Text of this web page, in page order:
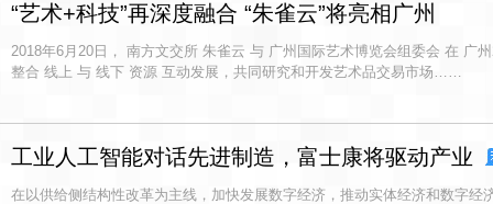
“艺术+科技”再深度融合 “朱雀云”将亮相广州
2018年6月20日， 南方文交所 朱雀云 与 广州国际艺术博览会组委会 在 广
整合 线上 与 线下 资源 互动发展，共同研究和开发艺术品交易市场……
工业人工智能对话先进制造，富士康将驱动产业
在以供给侧结构性改革为主线，加快发展数字经济，推动实体经济和数字经